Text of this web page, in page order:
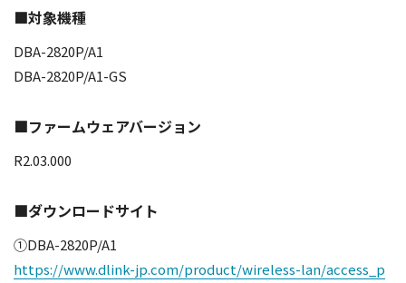
■対象機種
DBA-2820P/A1
DBA-2820P/A1-GS
■ファームウェアバージョン
R2.03.000
■ダウンロードサイト
①DBA-2820P/A1
https://www.dlink-jp.com/product/wireless-lan/access_p